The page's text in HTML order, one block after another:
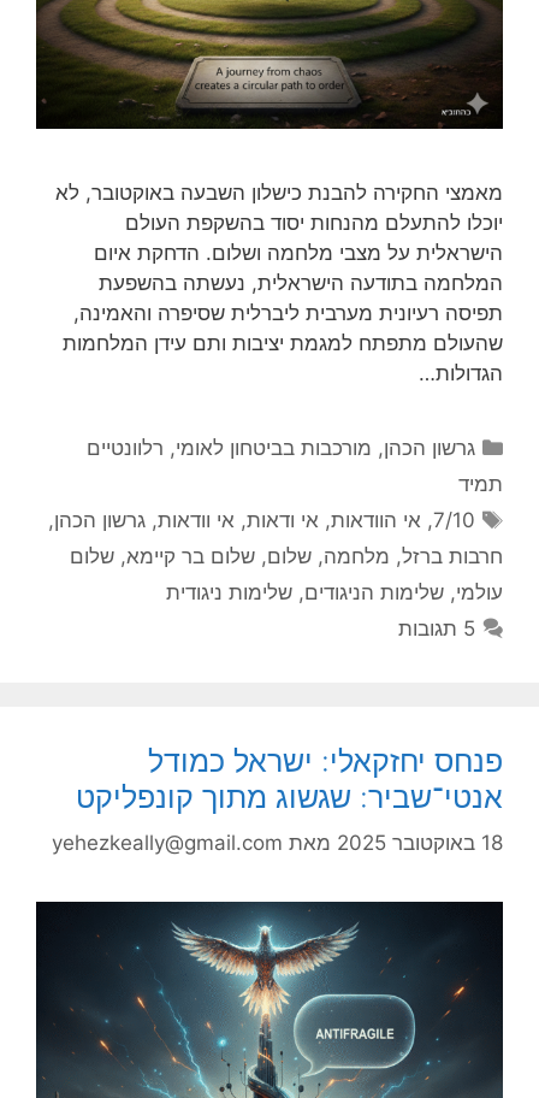
מאמצי החקירה להבנת כישלון השבעה באוקטובר, לא
יוכלו להתעלם מהנחות יסוד בהשקפת העולם
הישראלית על מצבי מלחמה ושלום. הדחקת איום
המלחמה בתודעה הישראלית, נעשתה בהשפעת
תפיסה רעיונית מערבית ליברלית שסיפרה והאמינה,
שהעולם מתפתח למגמת יציבות ותם עידן המלחמות
הגדולות…
קטגוריות
גרשון הכהן, מורכבות בביטחון לאומי, רלוונטיים
תמיד
תגיות
7/10
, אי הוודאות, אי ודאות, אי וודאות,גרשון הכהן,
חרבות ברזל, מלחמה, שלום, שלום בר קיימא, שלום
עולמי, שלימות הניגודים, שלימות ניגודית
5 תגובות
פנחס יחזקאלי: ישראל כמודל
אנטי־שביר: שגשוג מתוך קונפליקט
18 באוקטובר 2025 מאת yehezkeally@gmail.com